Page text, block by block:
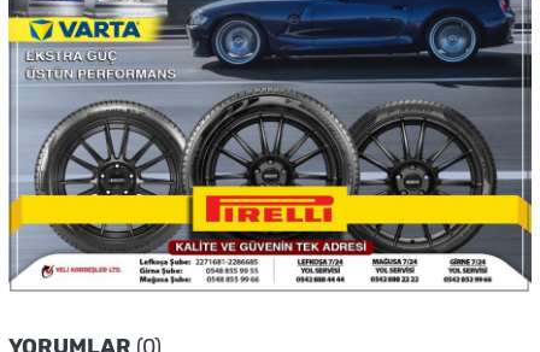
YORUMLAR (0)